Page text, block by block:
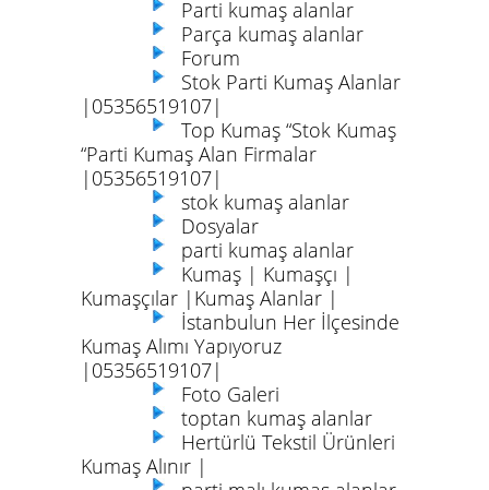
Parti kumaş alanlar
Parça kumaş alanlar
Forum
Stok Parti Kumaş Alanlar
|05356519107|
Top Kumaş “Stok Kumaş
“Parti Kumaş Alan Firmalar
|05356519107|
stok kumaş alanlar
Dosyalar
parti kumaş alanlar
Kumaş | Kumaşçı |
Kumaşçılar |Kumaş Alanlar |
İstanbulun Her İlçesinde
Kumaş Alımı Yapıyoruz
|05356519107|
Foto Galeri
toptan kumaş alanlar
Hertürlü Tekstil Ürünleri
Kumaş Alınır |